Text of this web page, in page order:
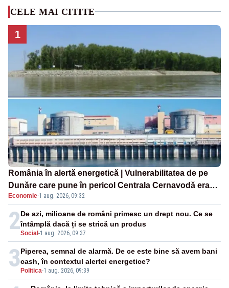
CELE MAI CITITE
1
România în alertă energetică | Vulnerabilitatea de pe
Dunăre care pune în pericol Centrala Cernavodă era
cunoscută de pe vremea lui Ceaușescu
Economie·1 aug. 2026, 09:32
2Social -1 aug. 2026, 09:37
De azi, milioane de români primesc un drept nou. Ce se
întâmplă dacă ți se strică un produs
3 Politica-1 aug. 2026, 09:39
Piperea, semnal de alarmă. De ce este bine să avem bani
cash, în contextul alertei energetice?